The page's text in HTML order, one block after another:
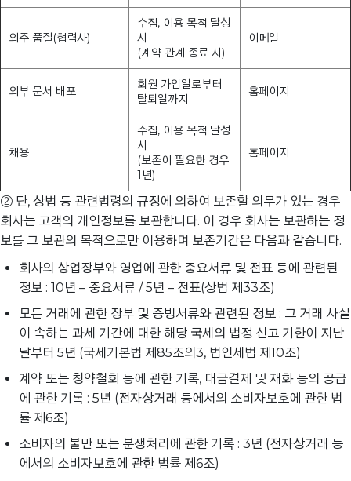
외주 품질(협력사)
수집, 이용 목적 달성
시
(계약 관계 종료 시)
이메일
외부 문서 배포
회원 가입일로부터
탈퇴일까지
홈페이지
채용
수집, 이용 목적 달성
시
(보존이 필요한 경우
1년)
홈페이지
② 단, 상법 등 관련법령의 규정에 의하여 보존할 의무가 있는 경우
회사는 고객의 개인정보를 보관합니다. 이 경우 회사는 보관하는 정
보를 그 보관의 목적으로만 이용하며 보존기간은 다음과 같습니다.
회사의 상업장부와 영업에 관한 중요서류 및 전표 등에 관련된
정보 : 10년 – 중요서류 / 5년 – 전표(상법 제33조)
모든 거래에 관한 장부 및 증빙서류와 관련된 정보 : 그 거래 사실
이 속하는 과세 기간에 대한 해당 국세의 법정 신고 기한이 지난
날부터 5년 (국세기본법 제85조의3, 법인세법 제10조)
계약 또는 청약철회 등에 관한 기록, 대금결제 및 재화 등의 공급
에 관한 기록 : 5년 (전자상거래 등에서의 소비자보호에 관한 법
률 제6조)
소비자의 불만 또는 분쟁처리에 관한 기록 : 3년 (전자상거래 등
에서의 소비자보호에 관한 법률 제6조)